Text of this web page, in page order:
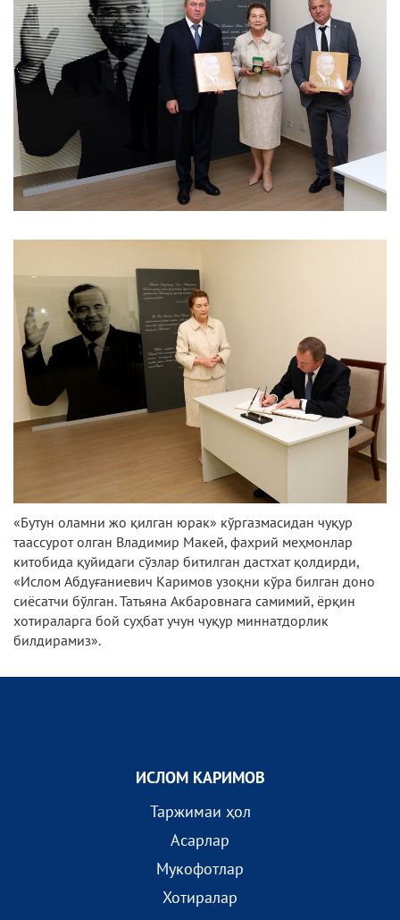
«Бутун оламни жо қилган юрак» кўргазмасидан чуқур
таассурот олган Владимир Макей, фахрий меҳмонлар
китобида қуйидаги сўзлар битилган дастхат қолдирди,
«Ислом Абдуғаниевич Каримов узоқни кўра билган доно
сиёсатчи бўлган. Татьяна Акбаровнага самимий, ёрқин
хотираларга бой суҳбат учун чуқур миннатдорлик
билдирамиз».
ИСЛОМ КАРИМОВ
Таржимаи ҳол
Асарлар
Мукофотлар
Хотиралар